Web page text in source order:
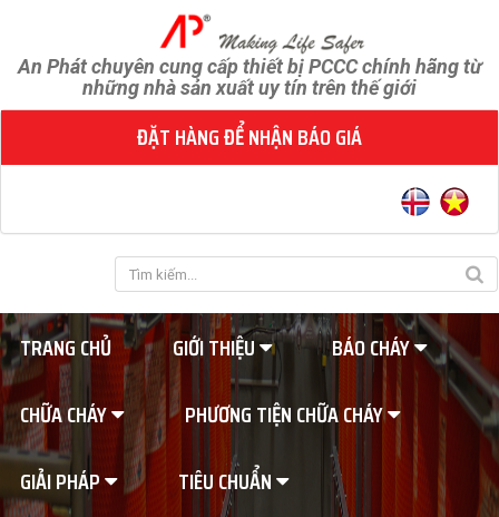
An Phát chuyên cung cấp thiết bị PCCC chính hãng từ
những nhà sản xuất uy tín trên thế giới
ĐẶT HÀNG ĐỂ NHẬN BÁO GIÁ
TRANG CHỦ GIỚI THIỆU
BÁO CHÁY
CHỮA CHÁY
PHƯƠNG TIỆN CHỮA CHÁY
GIẢI PHÁP
TIÊU CHUẨN